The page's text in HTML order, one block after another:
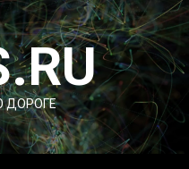
ДОРОГЕ